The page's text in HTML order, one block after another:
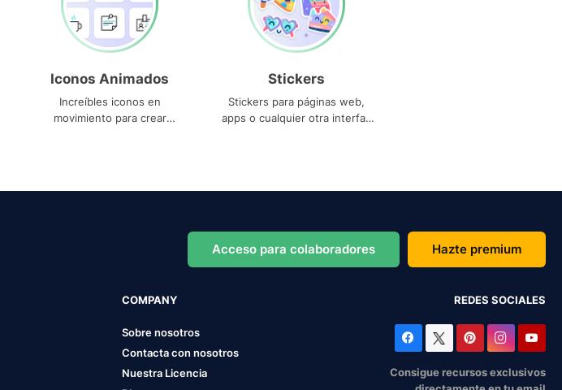
Iconos Animados
Increíbles iconos en
movimiento para crear
Stickers
Stickers para páginas web,
apps o cualquier otra interfaz
Acceso para colaboradores Hazte premium
COMPANY
Sobre nosotros
Contacta con nosotros
Nuestra Licencia
REDES SOCIALES
Consigue recursos exclusivos